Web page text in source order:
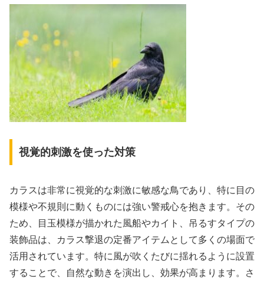
視覚的刺激を使った対策
カラスは非常に視覚的な刺激に敏感な鳥であり、特に目の
模様や不規則に動くものには強い警戒心を抱きます。その
ため、目玉模様が描かれた風船やカイト、吊るすタイプの
装飾品は、カラス撃退の定番アイテムとして多くの場面で
活用されています。特に風が吹くたびに揺れるように設置
することで、自然な動きを演出し、効果が高まります。さ